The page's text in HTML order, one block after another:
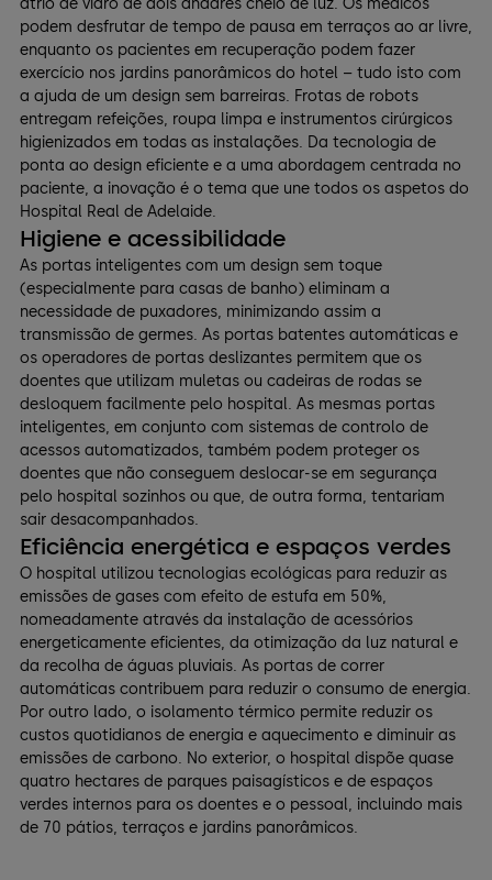
átrio de vidro de dois andares cheio de luz. Os médicos
podem desfrutar de tempo de pausa em terraços ao ar livre,
enquanto os pacientes em recuperação podem fazer
exercício nos jardins panorâmicos do hotel – tudo isto com
a ajuda de um design sem barreiras. Frotas de robots
entregam refeições, roupa limpa e instrumentos cirúrgicos
higienizados em todas as instalações. Da tecnologia de
ponta ao design eficiente e a uma abordagem centrada no
paciente, a inovação é o tema que une todos os aspetos do
Hospital Real de Adelaide.
Higiene e acessibilidade
As portas inteligentes com um design sem toque
(especialmente para casas de banho) eliminam a
necessidade de puxadores, minimizando assim a
transmissão de germes. As portas batentes automáticas e
os operadores de portas deslizantes permitem que os
doentes que utilizam muletas ou cadeiras de rodas se
desloquem facilmente pelo hospital. As mesmas portas
inteligentes, em conjunto com sistemas de controlo de
acessos automatizados, também podem proteger os
doentes que não conseguem deslocar-se em segurança
pelo hospital sozinhos ou que, de outra forma, tentariam
sair desacompanhados.
Eficiência energética e espaços verdes
O hospital utilizou tecnologias ecológicas para reduzir as
emissões de gases com efeito de estufa em 50%,
nomeadamente através da instalação de acessórios
energeticamente eficientes, da otimização da luz natural e
da recolha de águas pluviais. As portas de correr
automáticas contribuem para reduzir o consumo de energia.
Por outro lado, o isolamento térmico permite reduzir os
custos quotidianos de energia e aquecimento e diminuir as
emissões de carbono. No exterior, o hospital dispõe quase
quatro hectares de parques paisagísticos e de espaços
verdes internos para os doentes e o pessoal, incluindo mais
de 70 pátios, terraços e jardins panorâmicos.